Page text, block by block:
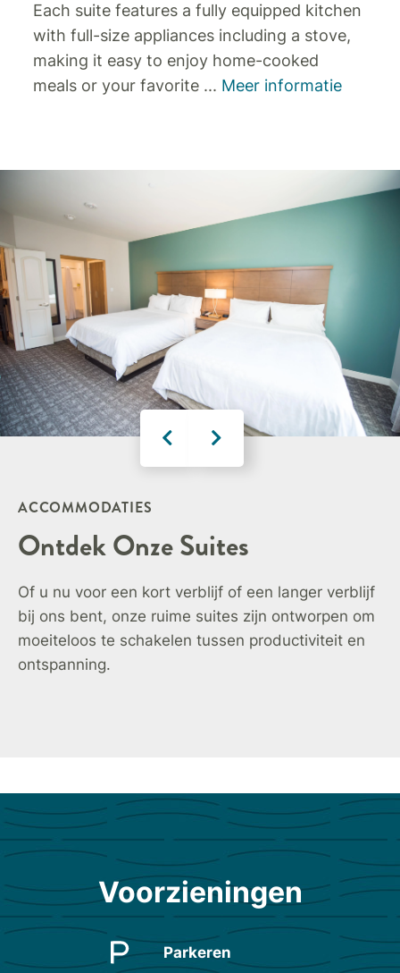
Each suite features a fully equipped kitchen
with full-size appliances including a stove,
making it easy to enjoy home-cooked
meals or your favorite ... Meer informatie
ACCOMMODATIES
Ontdek Onze Suites
Of u nu voor een kort verblijf of een langer verblijf
bij ons bent, onze ruime suites zijn ontworpen om
moeiteloos te schakelen tussen productiviteit en
ontspanning.
Voorzieningen
Parkeren